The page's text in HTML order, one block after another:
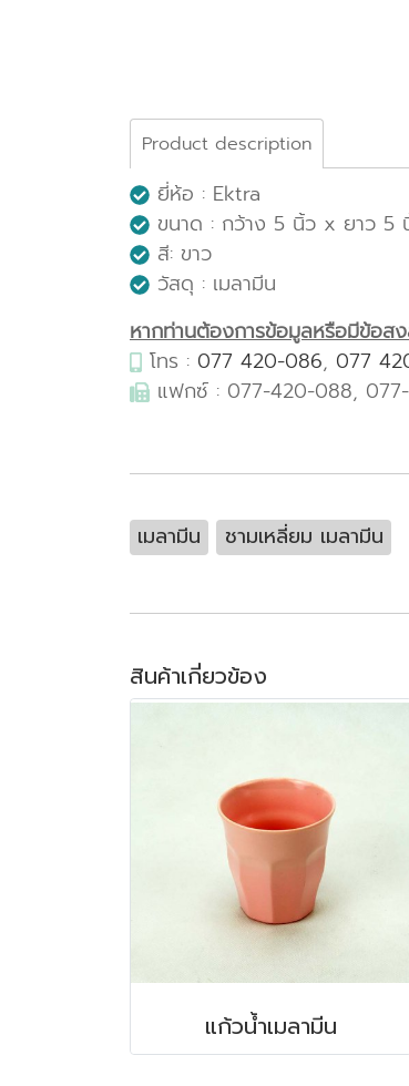
Product description
ยี่ห้อ : Ektra
ขนาด : กว้าง 5 นิ้ว x ยาว 5
สี: ขาว
วัสดุ : เมลามีน
หากท่านต้องการข้อมูลหรือมีข้อส
โทร : 077 420-086, 077
แฟกซ์ : 077-420-088,
เมลามีน ชามเหลี่ยม เมลามีน
สินค้าเกี่ยวข้อง
แก้วน้ำเมลามีน